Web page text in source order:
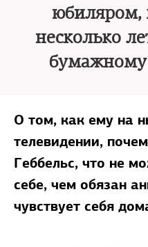
юбиляром,
несколько
бумажному
О том, как ему на
телевидении,
Геббельс, что не
себе, чем обязан
чувствует себя